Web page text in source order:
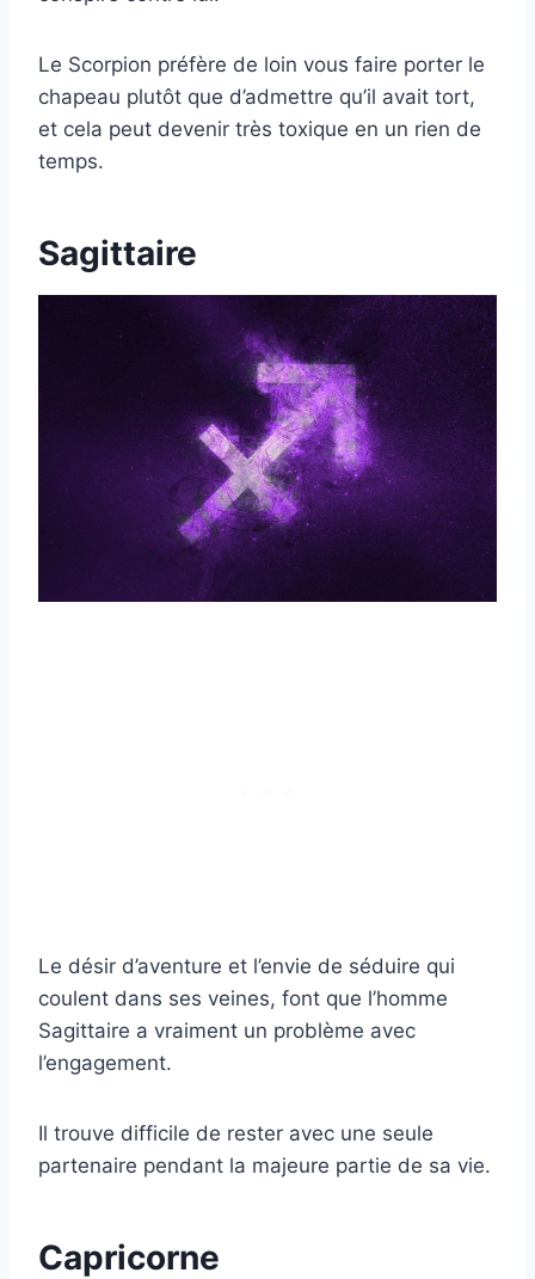
Le Scorpion préfère de loin vous faire porter le
chapeau plutôt que d’admettre qu’il avait tort,
et cela peut devenir très toxique en un rien de
temps.
Sagittaire
Le désir d’aventure et l’envie de séduire qui
coulent dans ses veines, font que l’homme
Sagittaire a vraiment un problème avec
l’engagement.
Il trouve difficile de rester avec une seule
partenaire pendant la majeure partie de sa vie.
Capricorne